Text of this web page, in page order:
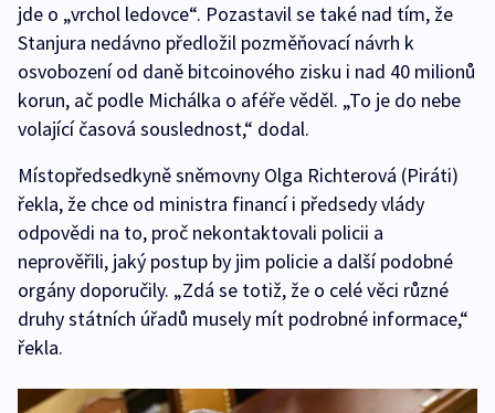
jde o „vrchol ledovce“. Pozastavil se také nad tím, že
Stanjura nedávno předložil pozměňovací návrh k
osvobození od daně bitcoinového zisku i nad 40 milionů
korun, ač podle Michálka o aféře věděl. „To je do nebe
volající časová souslednost,“ dodal.
Místopředsedkyně sněmovny Olga Richterová (Piráti)
řekla, že chce od ministra financí i předsedy vlády
odpovědi na to, proč nekontaktovali policii a
neprověřili, jaký postup by jim policie a další podobné
orgány doporučily. „Zdá se totiž, že o celé věci různé
druhy státních úřadů musely mít podrobné informace,“
řekla.